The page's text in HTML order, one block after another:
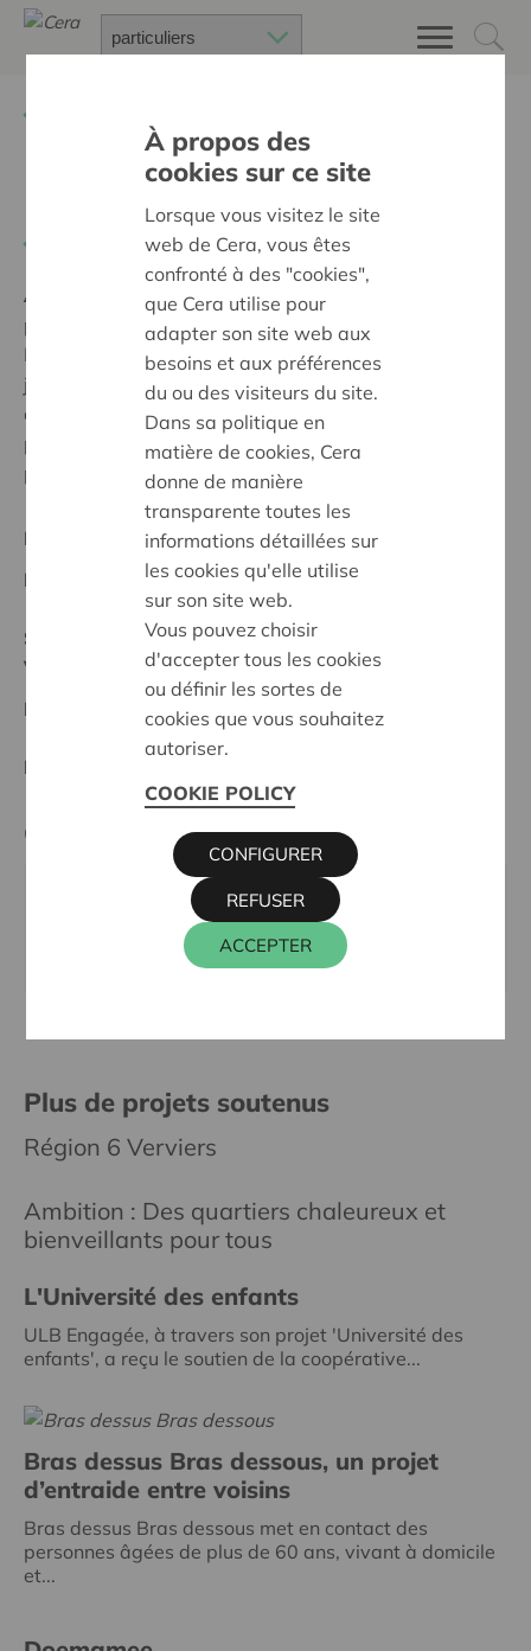
Projet Vélo3
Ambition:
Des quartiers chaleureux et bienveillants
pour tous
Dans le cadre du Projet Vélo3, emmenant durant 3
jours quelques 140 élèves de 3ème secondaire, la
coopérative Cera est intervenue dans l'achat de vélos
permettant aux élèves n'en possédant pas de prendre
part à ce beau projet.
Projet régional
Date de début:16/10/2024
Statut:
Verviers
Date de décision: 16/10/2024
Décision:
Cera contact
CHRISTOPHE KEVELAER
016 27 96 23
christophe.kevelaer@cera.coop
Plus de projets soutenus
Région 6 Verviers
Ambition : Des quartiers chaleureux et
bienveillants pour tous
L'Université des enfants
ULB Engagée, à travers son projet 'Université des
enfants', a reçu le soutien de la coopérative...
Bras dessus Bras dessous, un projet
d’entraide entre voisins
Bras dessus Bras dessous met en contact des
personnes âgées de plus de 60 ans, vivant à domicile
et...
À propos des
cookies sur ce site
Lorsque vous visitez le site
web de Cera, vous êtes
confronté à des "cookies",
que Cera utilise pour
adapter son site web aux
besoins et aux préférences
du ou des visiteurs du site.
Dans sa politique en
matière de cookies, Cera
donne de manière
transparente toutes les
informations détaillées sur
les cookies qu'elle utilise
sur son site web.
Vous pouvez choisir
d'accepter tous les cookies
ou définir les sortes de
cookies que vous souhaitez
autoriser.
COOKIE POLICY
ACCEPTER
REFUSER
CONFIGURER